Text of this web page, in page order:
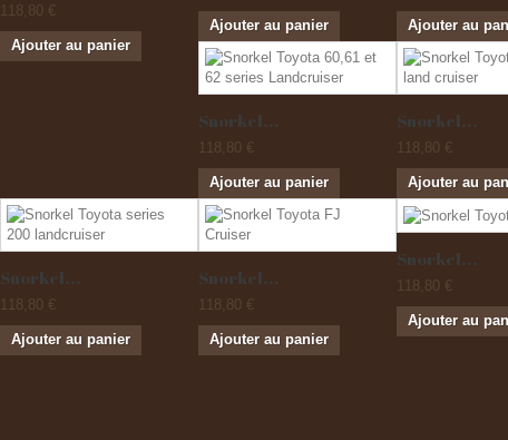
118,80 €
Ajouter au panier
Ajouter au panier Ajouter au
Snorkel...
118,80 €
Ajouter au panier
Snorkel...
118,80 €
Ajouter au
Snorkel...
118,80 €
Ajouter au panier
Snorkel...
118,80 €
Ajouter au panier
Snorkel...
118,80 €
Ajouter au